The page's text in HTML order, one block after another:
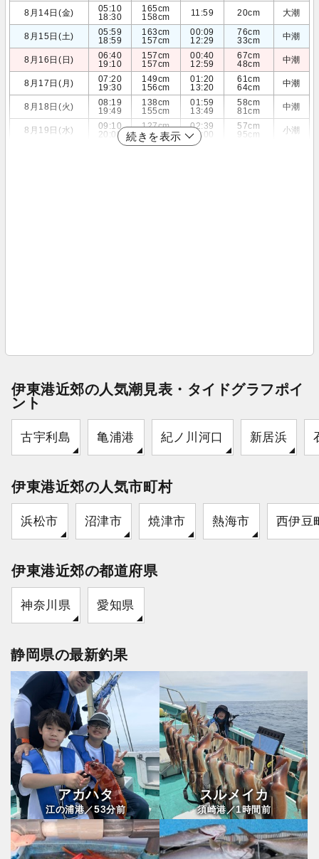
8月14日(金)
05:10
18:30
165cm
158cm
11:59 20cm 大潮
8月15日(土)
05:59
18:59
163cm
157cm
00:09
12:29
76cm
33cm
中潮
8月16日(日)
06:40
19:10
157cm
157cm
00:40
12:59
67cm
48cm
中潮
8月17日(月)
07:20
19:30
149cm
156cm
01:20
13:20
61cm
64cm
中潮
8月18日(火)
08:19
19:49
138cm
155cm
01:59
13:49
58cm
81cm
中潮
8月19日(水)
09:10
20:00
127cm
152cm
02:39
14:00
57cm
95cm
小潮
続きを表示
伊東港近郊の人気潮見表・タイドグラフポイ
ント
古宇利島 亀浦港 紀ノ川河口 新居浜
伊東港近郊の人気市町村
浜松市 沼津市 焼津市 熱海市 西伊豆
伊東港近郊の都道府県
神奈川県 愛知県
静岡県の最新釣果
アカハタ
江の浦港／53分前
スルメイカ
須崎港／1時間前